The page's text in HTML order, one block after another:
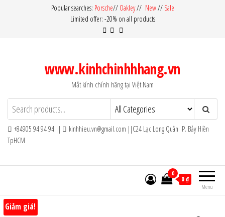
Popular searches: Porsche// Oakley// New// Sale
Limited offer: -20% on all products
www.kinhchinhhhang.vn
Mắt kính chính hãng tại Việt Nam
+84905 94 94 94 ||
kinhhieu.vn@gmail.com ||C24 Lạc Long Quân P. Bảy Hiền
TpHCM
Menu
0
0 ₫
Giảm giá!